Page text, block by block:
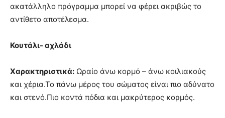
ακατάλληλο πρόγραμμα μπορεί να φέρει ακριβώς το
αντίθετο αποτέλεσμα.
Κουτάλι- αχλάδι
Χαρακτηριστικά: Ωραίο άνω κορμό – άνω κοιλιακούς
και χέρια.Το πάνω μέρος του σώματος είναι πιο αδύνατο
και στενό.Πιο κοντά πόδια και μακρύτερος κορμός.